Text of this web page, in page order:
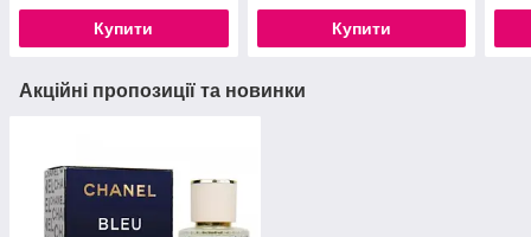
Купити Купити
Акційні пропозиції та новинки